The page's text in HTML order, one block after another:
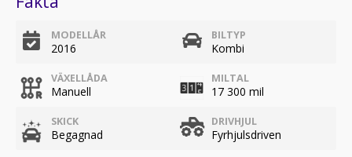
MODELLÅR
2016
BILTYP
Kombi
VÄXELLÅDA
Manuell
MILTAL
17 300 mil
SKICK
Begagnad
DRIVHJUL
Fyrhjulsdriven